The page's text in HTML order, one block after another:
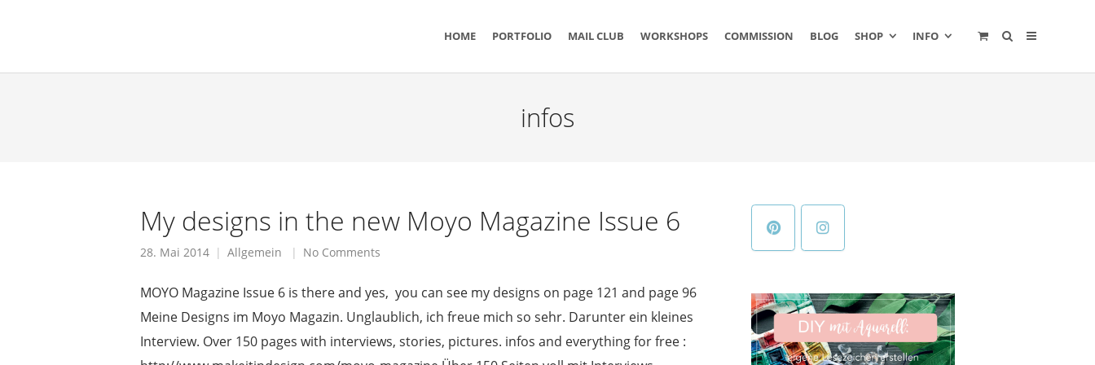
HOME PORTFOLIO MAIL CLUB WORKSHOPS COMMISSION BLOG SHOP INFO
infos
My designs in the new Moyo Magazine Issue 6
28. Mai 2014 Allgemein No Comments
MOYO Magazine Issue 6 is there and yes, you can see my designs on page 121 and page 96
Meine Designs im Moyo Magazin. Unglaublich, ich freue mich so sehr. Darunter ein kleines
Interview. Over 150 pages with interviews, stories, pictures. infos and everything for free :